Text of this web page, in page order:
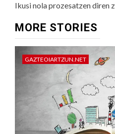
Ikusi nola prozesatzen diren
MORE STORIES
GAZTEOIARTZUN.NET